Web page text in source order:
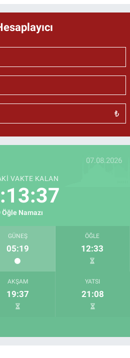
₺
07.08.2026
VAKTE KALAN
Öğle Namazı
GÜNEŞ
05:19
ÖĞLE
12:33
AKŞAM
19:37
YATSI
21:08